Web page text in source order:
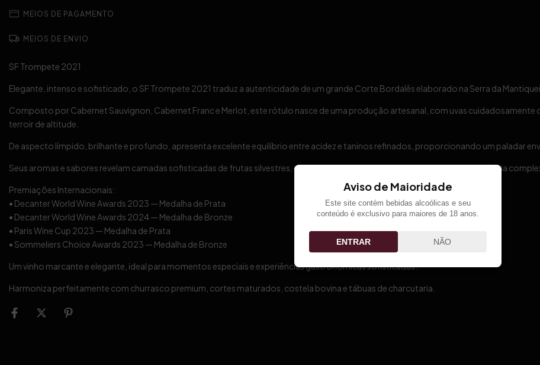
MEIOS DE PAGAMENTO
MEIOS DE ENVIO
SF Trompete 2021
Elegante, intenso e sofisticado, o SF Trompete 2021 traduz a autenticidade de um grande Corte Bordalês elaborado na Serra da
Composto por Cabernet Sauvignon, Cabernet Franc e Merlot, este rótulo nasce de uma produção artesanal, com uvas cuidadosamente
terroir de altitude.
De aspecto límpido, brilhante e profundo, apresenta excelente equilíbrio entre acidez e taninos refinados, proporcionando um paladar
Seus aromas e sabores revelam camadas sofisticadas de frutas silvestres, especiarias, coco e castanhas, criando uma experiência
Premiações Internacionais:
• Decanter World Wine Awards 2023 — Medalha de Prata
• Decanter World Wine Awards 2024 — Medalha de Bronze
• Paris Wine Cup 2023 — Medalha de Prata
• Sommeliers Choice Awards 2023 — Medalha de Bronze
Um vinho marcante e elegante, ideal para momentos especiais e experiências gastronômicas sofisticadas.
Harmoniza perfeitamente com churrasco premium, cortes maturados, costela bovina e tábuas de charcutaria.
Aviso de Maioridade
Este site contém bebidas alcoólicas e seu
conteúdo é exclusivo para maiores de 18 anos.
ENTRAR NÃO